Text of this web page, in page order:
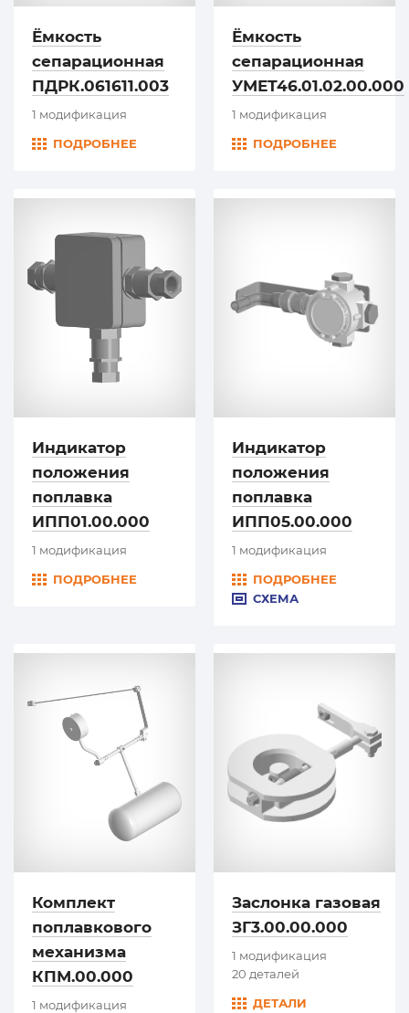
Ёмкость
сепарационная
ПДРК.061611.003
1 модификация
ПОДРОБНЕЕ
Ёмкость
сепарационная
УМЕТ46.01.02.00.000
1 модификация
ПОДРОБНЕЕ
Индикатор
положения
поплавка
ИПП01.00.000
1 модификация
ПОДРОБНЕЕ
Индикатор
положения
поплавка
ИПП05.00.000
1 модификация
ПОДРОБНЕЕ
СХЕМА
Комплект
поплавкового
механизма
КПМ.00.000
1 модификация
Заслонка газовая
ЗГ3.00.00.000
1 модификация
20 деталей
ДЕТАЛИ